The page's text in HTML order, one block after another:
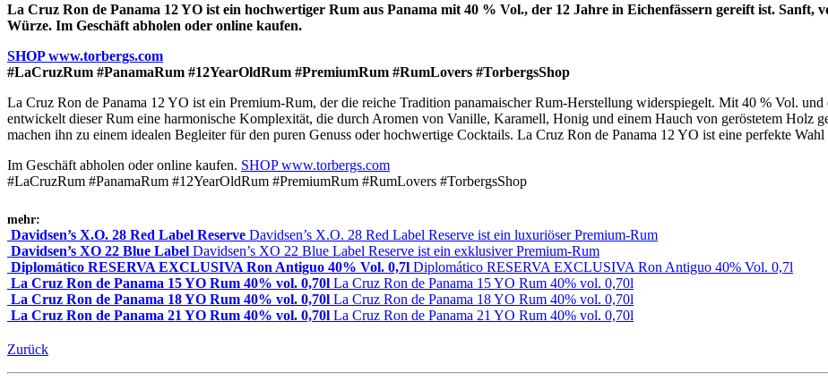
La Cruz Ron de Panama 12 YO ist ein hochwertiger Rum aus Panama mit 40 % Vol., der 12 Jahre in Eichenfässern gereift ist. Sanft,
Würze. Im Geschäft abholen oder online kaufen.
SHOP www.torbergs.com
#LaCruzRum #PanamaRum #12YearOldRum #PremiumRum #RumLovers #TorbergsShop
La Cruz Ron de Panama 12 YO ist ein Premium-Rum, der die reiche Tradition panamaischer Rum-Herstellung widerspiegelt. Mit 40 % Vol.
entwickelt dieser Rum eine harmonische Komplexität, die durch Aromen von Vanille, Karamell, Honig und einem Hauch von geröstetem Holz
machen ihn zu einem idealen Begleiter für den puren Genuss oder hochwertige Cocktails. La Cruz Ron de Panama 12 YO ist eine perfekte
Im Geschäft abholen oder online kaufen. SHOP www.torbergs.com
#LaCruzRum #PanamaRum #12YearOldRum #PremiumRum #RumLovers #TorbergsShop
mehr:
Davidsen’s X.O. 28 Red Label Reserve Davidsen’s X.O. 28 Red Label Reserve ist ein luxuriöser Premium-Rum
Davidsen’s XO 22 Blue Label Davidsen’s XO 22 Blue Label Reserve ist ein exklusiver Premium-Rum
Diplomático RESERVA EXCLUSIVA Ron Antiguo 40% Vol. 0,7l Diplomático RESERVA EXCLUSIVA Ron Antiguo 40% Vol. 0,7l
La Cruz Ron de Panama 15 YO Rum 40% vol. 0,70l La Cruz Ron de Panama 15 YO Rum 40% vol. 0,70l
La Cruz Ron de Panama 18 YO Rum 40% vol. 0,70l La Cruz Ron de Panama 18 YO Rum 40% vol. 0,70l
La Cruz Ron de Panama 21 YO Rum 40% vol. 0,70l La Cruz Ron de Panama 21 YO Rum 40% vol. 0,70l
Zurück